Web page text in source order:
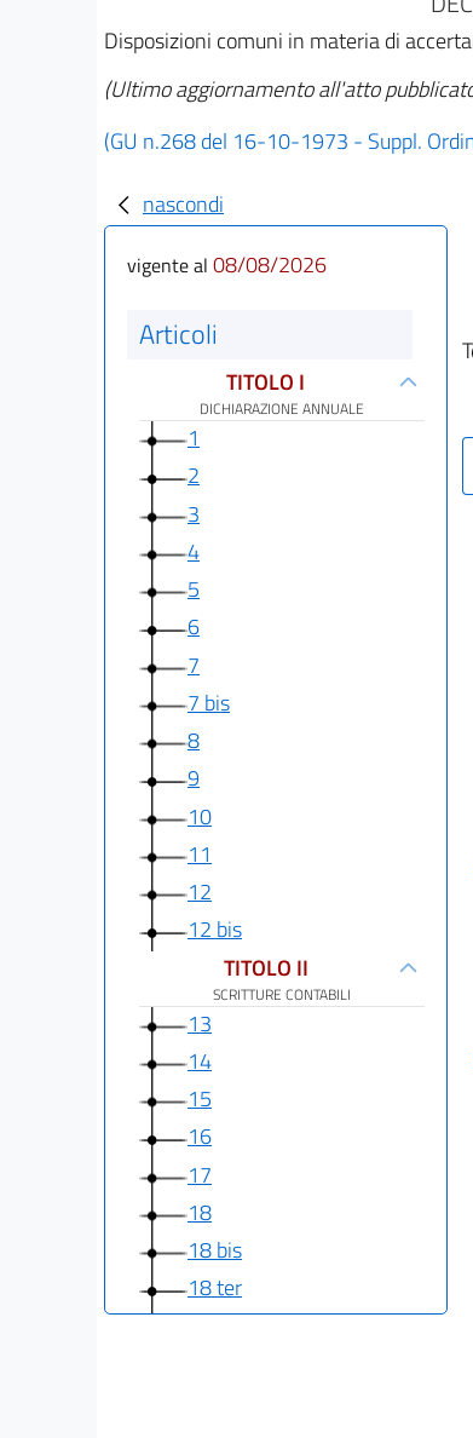
Disposizioni comuni in materia di
(Ultimo aggiornamento all'atto
(GU n.268 del 16-10-1973 - Suppl.
nascondi
vigente al 08/08/2026
Articoli
TITOLO I
DICHIARAZIONE ANNUALE
1
2
3
4
5
6
7
7 bis
8
9
10
11
12
12 bis
TITOLO II
SCRITTURE CONTABILI
13
14
15
16
17
18
18 bis
18 ter
19